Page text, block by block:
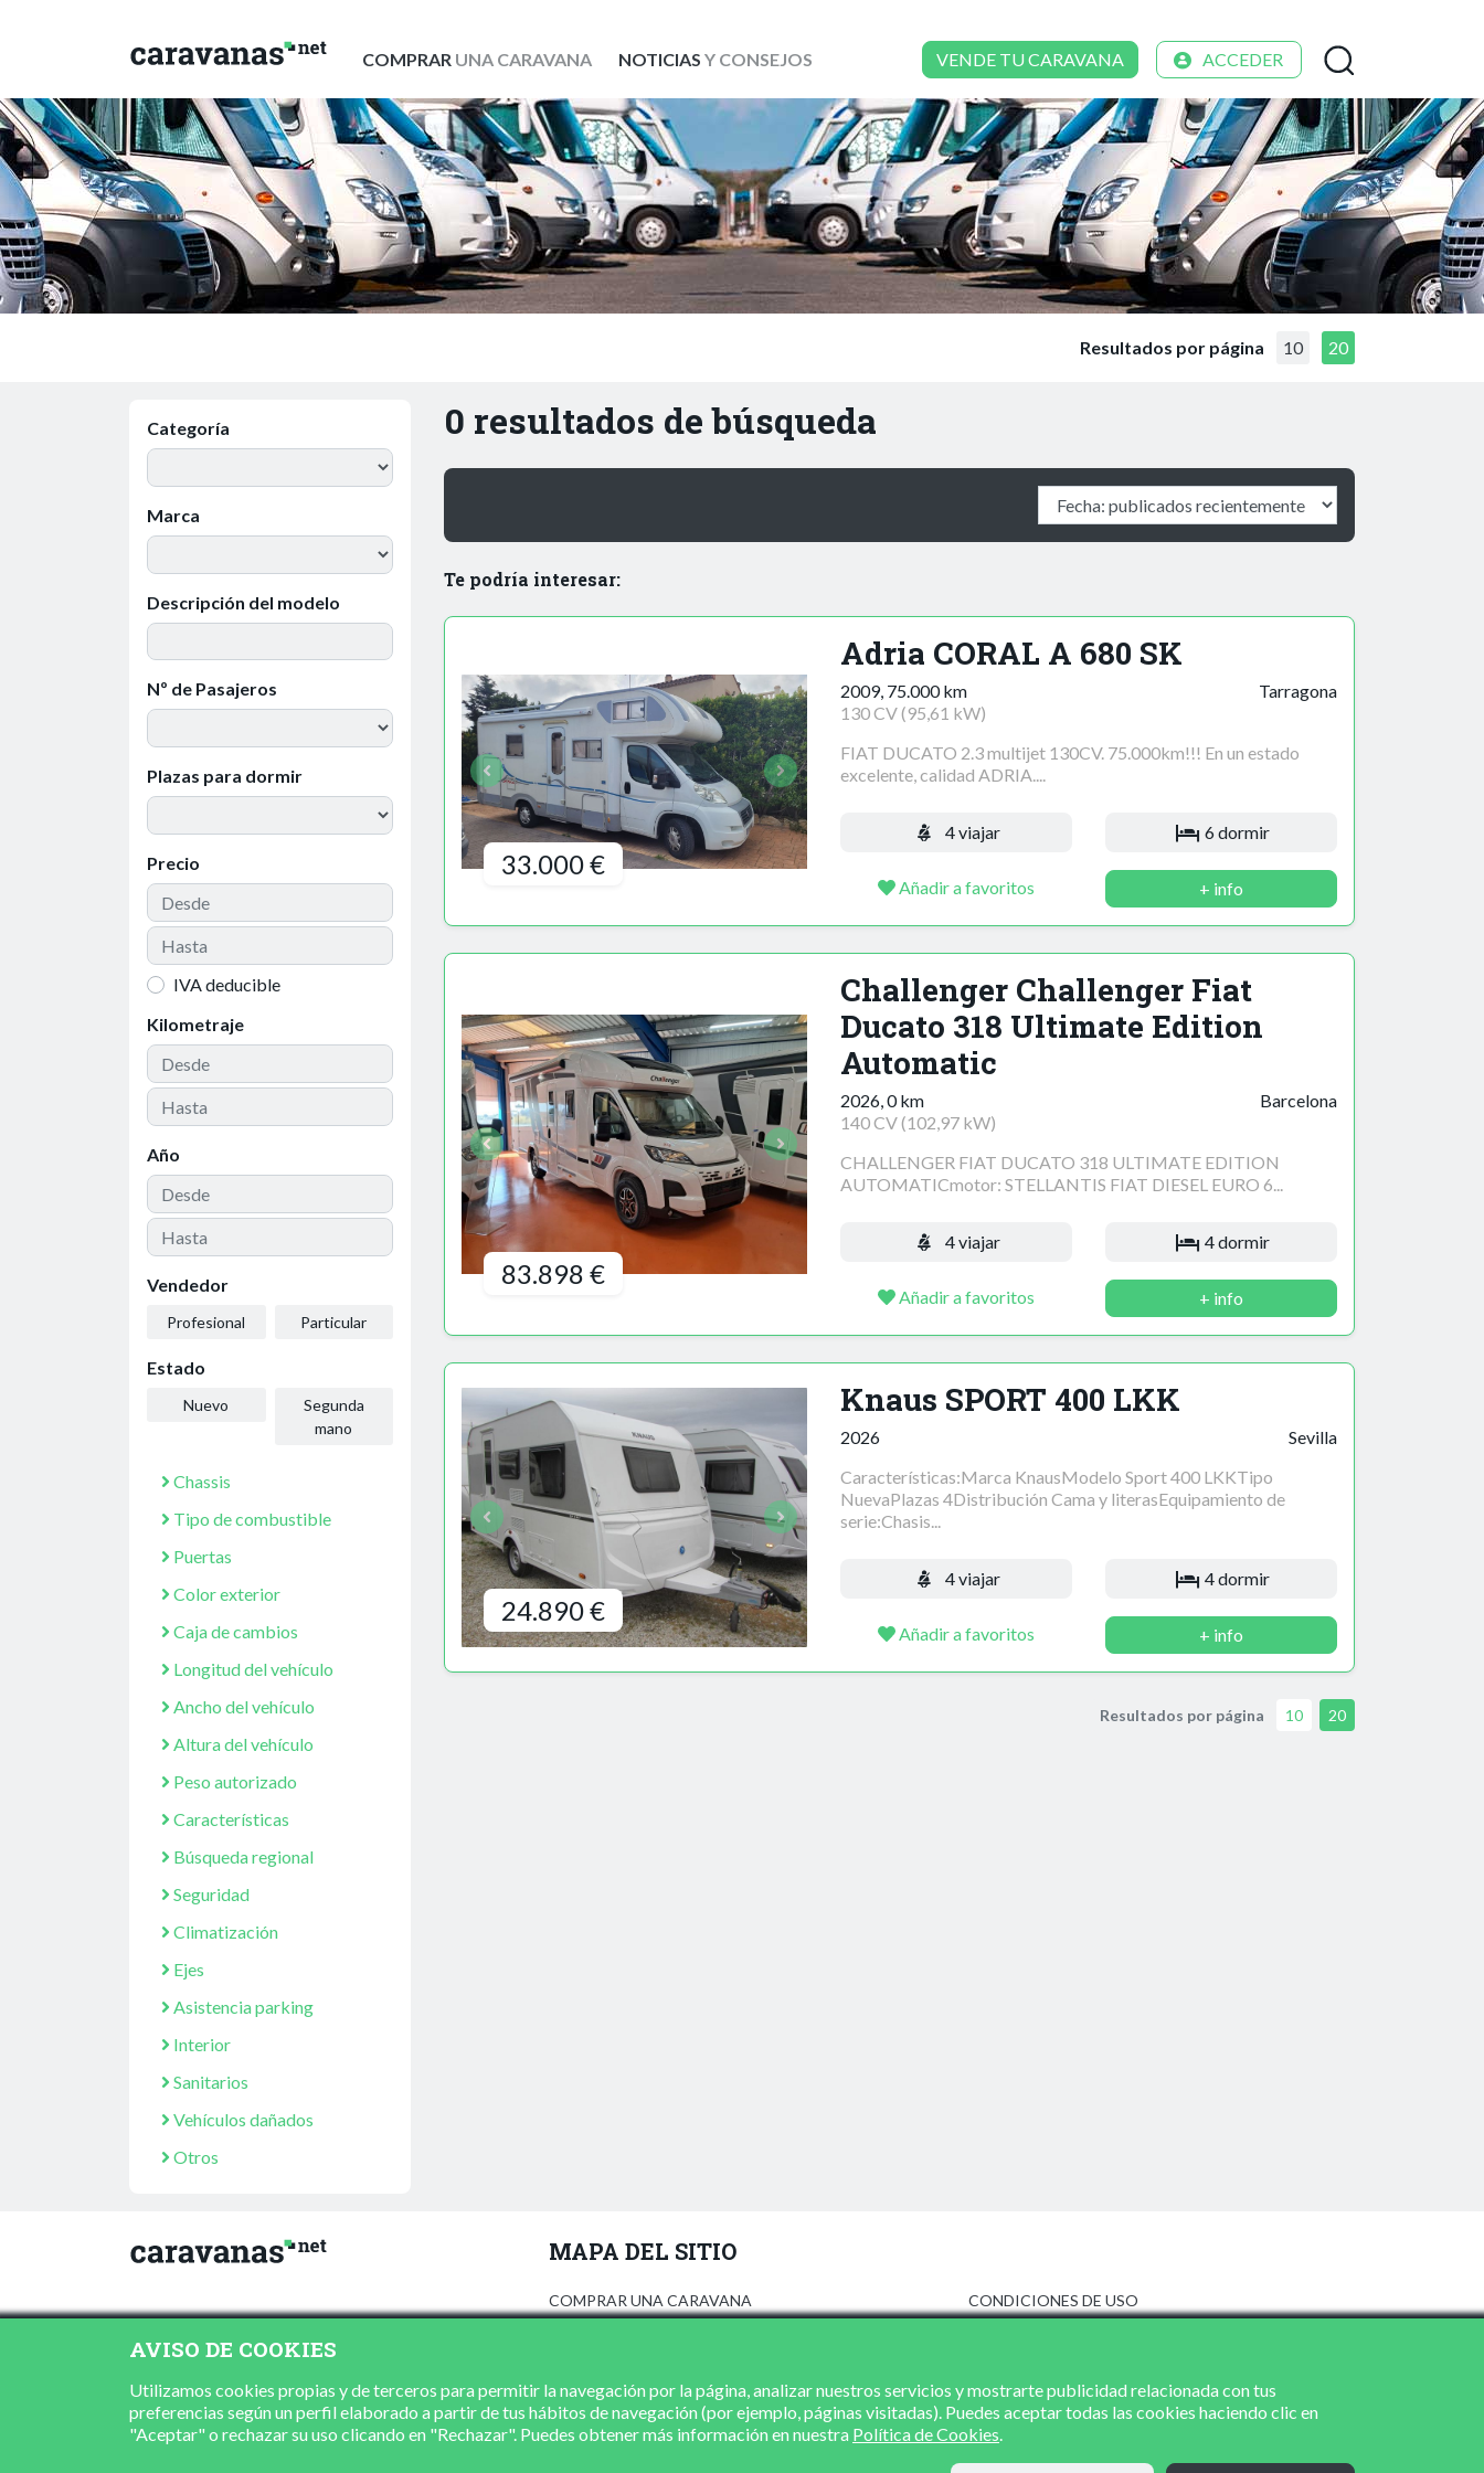
COMPRARUNA CARAVANA NOTICIAS Y CONSEJOS VENDE TU CARAVANA ACCEDER
Resultados por página 10 20
Categoría
Marca
Descripción del modelo
Nº de Pasajeros
Plazas para dormir
Precio
IVA deducible
Kilometraje
Año
Vendedor
Profesional Particular
Estado
Nuevo
Segunda
mano
Chassis
Tipo de combustible
Puertas
Color exterior
Caja de cambios
Longitud del vehículo
Ancho del vehículo
Altura del vehículo
Peso autorizado
Características
Búsqueda regional
Seguridad
Climatización
Ejes
Asistencia parking
Interior
Sanitarios
Vehículos dañados
Otros
0 resultados de búsqueda
Te podría interesar:
33.000 €
Adria CORAL A 680 SK
2009, 75.000 km
130 CV (95,61 kW)
Tarragona
FIAT DUCATO 2.3 multijet 130CV. 75.000km!!! En un estado
excelente, calidad ADRIA....
4 viajar 6 dormir
Añadir a favoritos + info
83.898 €
Challenger Challenger Fiat
Ducato 318 Ultimate Edition
Automatic
2026, 0 km
140 CV (102,97 kW)
Barcelona
CHALLENGER FIAT DUCATO 318 ULTIMATE EDITION
AUTOMATICmotor: STELLANTIS FIAT DIESEL EURO 6...
4 viajar 4 dormir
Añadir a favoritos + info
24.890 €
Knaus SPORT 400 LKK
2026
Sevilla
Características:Marca KnausModelo Sport 400 LKKTipo
NuevaPlazas 4Distribución Cama y literasEquipamiento de
serie:Chasis...
4 viajar 4 dormir
Añadir a favoritos + info
Resultados por página 10 20
MAPA DEL SITIO
COMPRAR UNA CARAVANA
CONCESIONARIOS
CONTACTO
CONDICIONES DE USO
POLÍTICA DE COOKIES
AVISO DE COOKIES
Utilizamos cookies propias y de terceros para permitir la navegación por la página, analizar nuestros servicios y mostrarte publicidad relacionada con tus
preferencias según un perfil elaborado a partir de tus hábitos de navegación (por ejemplo, páginas visitadas). Puedes aceptar todas las cookies haciendo clic en
"Aceptar" o rechazar su uso clicando en "Rechazar". Puedes obtener más información en nuestra Política de Cookies.